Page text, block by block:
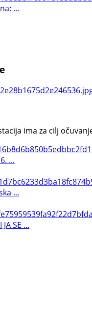
...
ima za cilj
...
...
SE ...